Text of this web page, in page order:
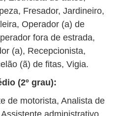
Fresador, Jardineiro,
Operador (a) de
fora de estrada,
(a), Recepcionista,
(ã) de fitas, Vigia.
(2º grau):
de motorista, Analista de
administrativo,